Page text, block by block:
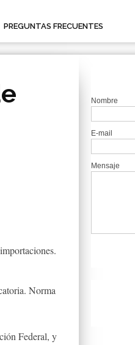
PREGUNTAS FRECUENTES
Norma
Federal, y
Nombre
E-mail
Mensaje